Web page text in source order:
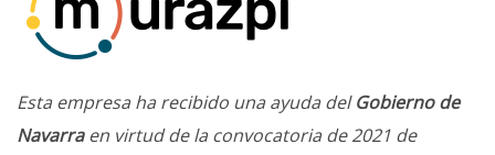
Esta empresa ha recibido una ayuda delGobierno de
Navarraen virtud de la convocatoria de 2021 de